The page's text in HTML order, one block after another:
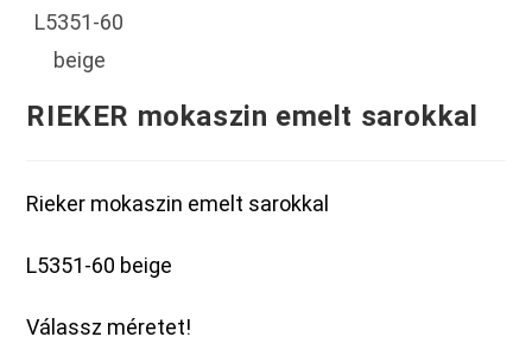
RIEKER mokaszin emelt sarokkal
Rieker mokaszin emelt sarokkal
L5351-60 beige
Válassz méretet!